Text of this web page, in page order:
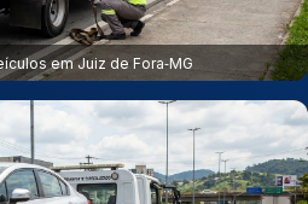
em Juiz de Fora‑MG